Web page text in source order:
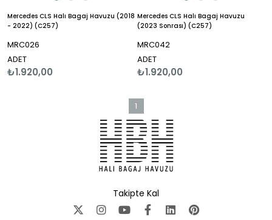
Mercedes CLS Halı Bagaj Havuzu (2018
- 2022) (C257)
MRC026
ADET
₺1.920,00
Mercedes CLS Halı Bagaj Havuzu
(2023 Sonrası) (C257)
MRC042
ADET
₺1.920,00
1
Takipte Kal